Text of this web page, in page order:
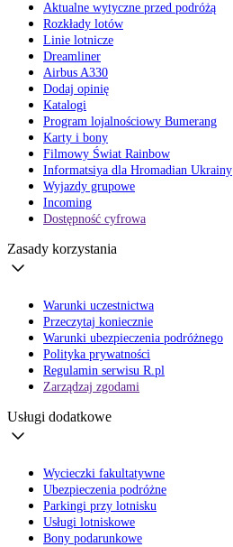
Aktualne wytyczne przed podróżą
Rozkłady lotów
Linie lotnicze
Dreamliner
Airbus A330
Dodaj opinię
Katalogi
Program lojalnościowy Bumerang
Karty i bony
Filmowy Świat Rainbow
Informatsiya dla Hromadian Ukrainy
Wyjazdy grupowe
Incoming
Dostępność cyfrowa
Zasady korzystania
Warunki uczestnictwa
Przeczytaj koniecznie
Warunki ubezpieczenia podróżnego
Polityka prywatności
Regulamin serwisu R.pl
Zarządzaj zgodami
Usługi dodatkowe
Wycieczki fakultatywne
Ubezpieczenia podróżne
Parkingi przy lotnisku
Usługi lotniskowe
Bony podarunkowe